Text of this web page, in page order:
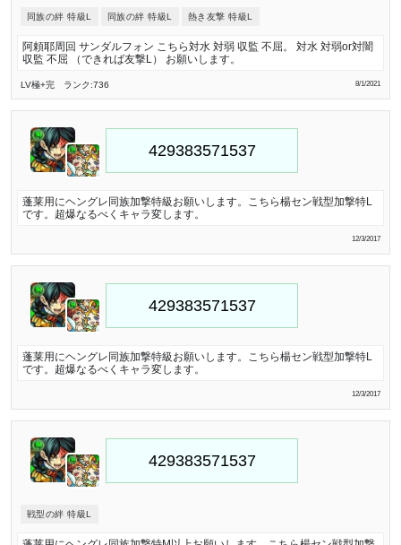
同族の絆 特級L 同族の絆 特級L 熱き友撃 特級L
阿頼耶周回 サンダルフォン こちら対水 対弱 収監 不屈。 対水 対弱or対闇
収監 不屈 （できれば友撃L） お願いします。
LV極+完 ランク:736 8/1/2021
蓬莱用にヘングレ同族加撃特級お願いします。こちら楊セン戦型加撃特L
です。超爆なるべくキャラ変します。
12/3/2017
蓬莱用にヘングレ同族加撃特級お願いします。こちら楊セン戦型加撃特L
です。超爆なるべくキャラ変します。
12/3/2017
戦型の絆 特級L